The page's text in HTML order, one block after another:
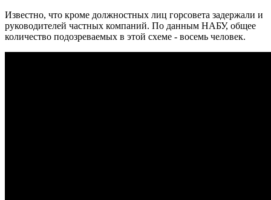
Известно, что кроме должностных лиц горсовета задержали и
руководителей частных компаний. По данным НАБУ, общее
количество подозреваемых в этой схеме - восемь человек.